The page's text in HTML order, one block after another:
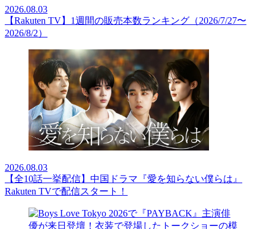
2026.08.03
【Rakuten TV】1週間の販売本数ランキング（2026/7/27〜
2026/8/2）
2026.08.03
【全10話一挙配信】中国ドラマ『愛を知らない僕らは』
Rakuten TVで配信スタート！